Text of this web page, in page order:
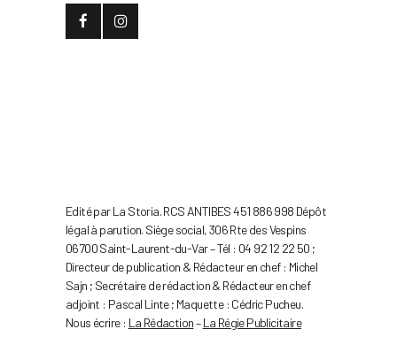
Edité par La Storia. RCS ANTIBES 451 886 998 Dépôt
légal à parution. Siège social, 306 Rte des Vespins
06700 Saint-Laurent-du-Var – Tél : 04 92 12 22 50 ;
Directeur de publication & Rédacteur en chef : Michel
Sajn ; Secrétaire de rédaction & Rédacteur en chef
adjoint : Pascal Linte ; Maquette : Cédric Pucheu.
Nous écrire : La Rédaction–La Régie Publicitaire